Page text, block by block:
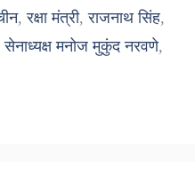
,रक्षा मंत्री,राजनाथ सिंह,
सेनाध्यक्ष मनोज मुकुंद नरवणे,